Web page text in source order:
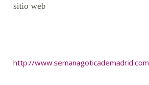
sitio web
http://www.semanagoticademadrid.com